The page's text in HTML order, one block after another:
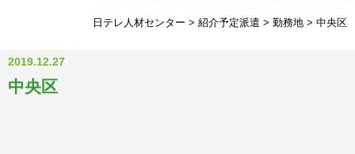
日テレ人材センター > 紹介予定派遣 > 勤務地 > 中央区
2019.12.27
中央区